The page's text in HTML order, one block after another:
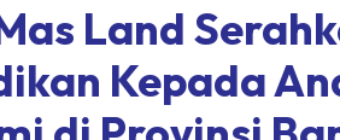
Land
Kepada